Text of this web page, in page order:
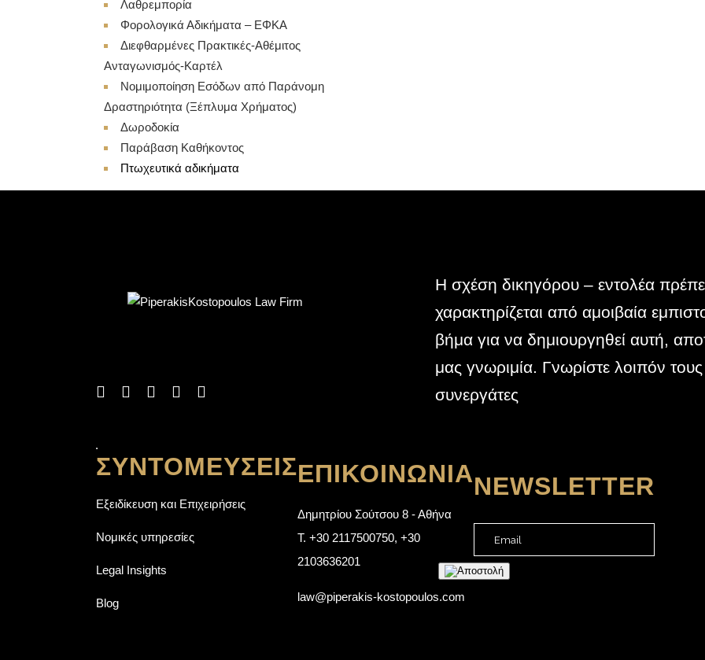
Λαθρεμπορία
Φορολογικά Αδικήματα – ΕΦΚΑ
Διεφθαρμένες Πρακτικές-Αθέμιτος
Ανταγωνισμός-Καρτέλ
Νομιμοποίηση Εσόδων από Παράνομη
Δραστηριότητα (Ξέπλυμα Χρήματος)
Δωροδοκία
Παράβαση Καθήκοντος
Πτωχευτικά αδικήματα
Η σχέση δικηγόρου – εντολέα
χαρακτηρίζεται από αμοιβαία
βήμα για να δημιουργηθεί αυτή,
μας γνωριμία. Γνωρίστε λοιπόν
συνεργάτες
ΣΥΝΤΟΜΕΎΣΕΙΣ
Εξειδίκευση και Επιχειρήσεις
Νομικές υπηρεσίες
Legal Insights
Blog
ΕΠΙΚΟΙΝΩΝΊΑ
Δημητρίου Σούτσου 8 - Αθήνα
T. +30 2117500750, +30
2103636201
law@piperakis-kostopoulos.com
NEWSLETTER